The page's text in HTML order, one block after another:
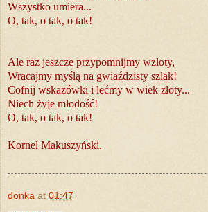
Wszystko umiera...
O, tak, o tak, o tak!
Ale raz jeszcze przypomnijmy wzloty,
Wracajmy myślą na gwiaździsty szlak!
Cofnij wskazówki i lećmy w wiek złoty...
Niech żyje młodość!
O, tak, o tak, o tak!
Kornel Makuszyński.
donka at 01:47